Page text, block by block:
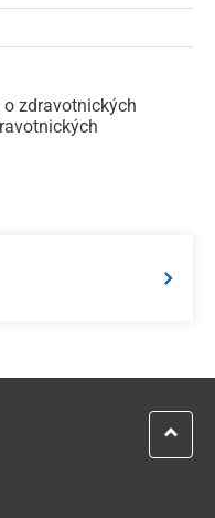
zdravotnických